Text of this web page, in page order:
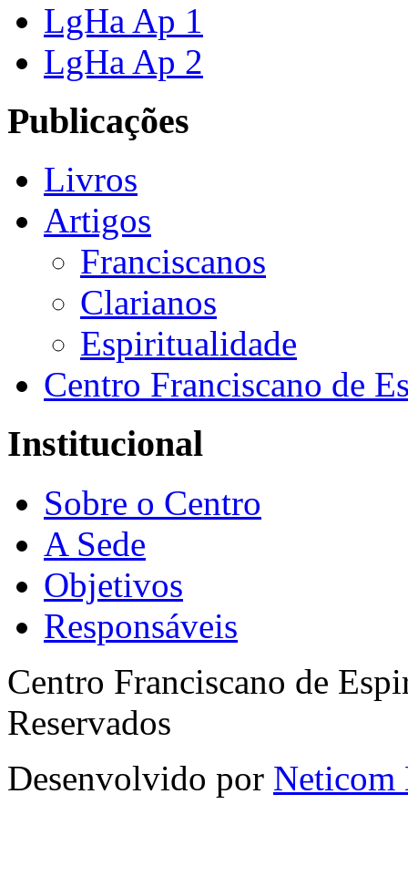
LgHa Ap 1
LgHa Ap 2
Publicações
Livros
Artigos
Franciscanos
Clarianos
Espiritualidade
Centro Franciscano de
Institucional
Sobre o Centro
A Sede
Objetivos
Responsáveis
Centro Franciscano de
Reservados
Desenvolvido por Neticom